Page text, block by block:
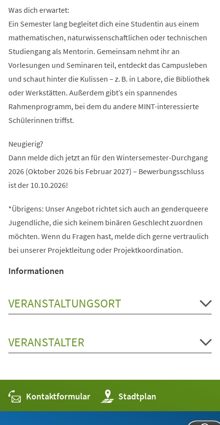
Was dich erwartet:
Ein Semester lang begleitet dich eine Studentin aus einem
mathematischen, naturwissenschaftlichen oder technischen
Studiengang als Mentorin. Gemeinsam nehmt ihr an
Vorlesungen und Seminaren teil, entdeckt das Campusleben
und schaut hinter die Kulissen – z. B. in Labore, die Bibliothek
oder Werkstätten. Außerdem gibt’s ein spannendes
Rahmenprogramm, bei dem du andere MINT-interessierte
Schülerinnen triffst.
Neugierig?
Dann melde dich jetzt an für den Wintersemester-Durchgang
2026 (Oktober 2026 bis Februar 2027) – Bewerbungsschluss
ist der 10.10.2026!
*Übrigens: Unser Angebot richtet sich auch an genderqueere
Jugendliche, die sich keinem binären Geschlecht zuordnen
möchten. Wenn du Fragen hast, melde dich gerne vertraulich
bei unserer Projektleitung oder Projektkoordination.
Informationen
VERANSTALTUNGSORT
VERANSTALTER
Kontaktformular Stadtplan
(Öffnet
in
einem